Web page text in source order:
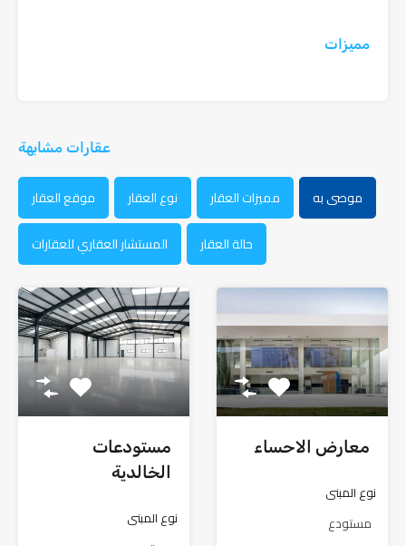
مميزات
عقارات مشابهة
موصى به مميزات العقار نوع العقار
موقع العقار
حالة العقار
المستشار العقاري للعقارات
معارض الاحساء
نوع المبنى
مستودع
مستودعات
الخالدية
نوع المبنى